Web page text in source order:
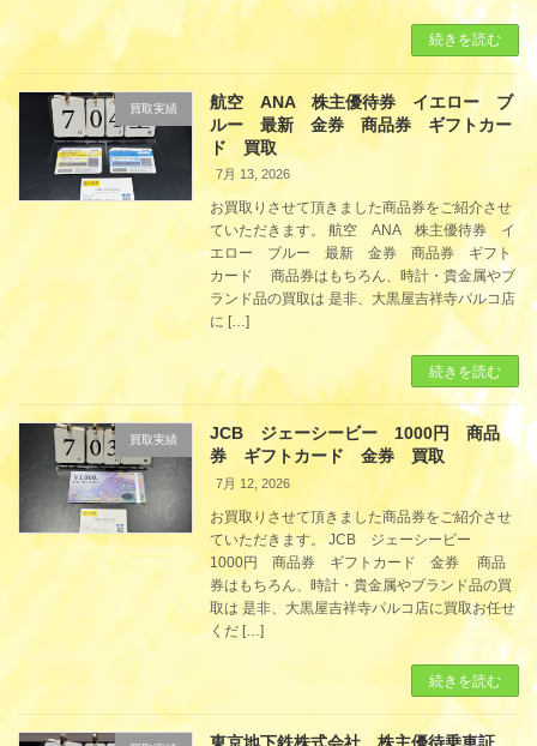
続きを読む
買取実績
航空 ANA 株主優待券 イエロー ブ
ルー 最新 金券 商品券 ギフトカー
ド 買取
7月 13, 2026
お買取りさせて頂きました商品券をご紹介させ
ていただきます。 航空 ANA 株主優待券 イ
エロー ブルー 最新 金券 商品券 ギフト
カード 商品券はもちろん、時計・貴金属やブ
ランド品の買取は 是非、大黒屋吉祥寺パルコ店
に […]
続きを読む
買取実績
JCB ジェーシービー 1000円 商品
券 ギフトカード 金券 買取
7月 12, 2026
お買取りさせて頂きました商品券をご紹介させ
ていただきます。 JCB ジェーシービー
1000円 商品券 ギフトカード 金券 商品
券はもちろん、時計・貴金属やブランド品の買
取は 是非、大黒屋吉祥寺パルコ店に買取お任せ
くだ […]
続きを読む